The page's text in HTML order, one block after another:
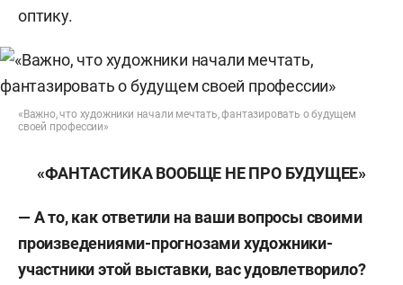
оптику.
«Важно, что художники начали мечтать, фантазировать о будущем
своей профессии»
«ФАНТАСТИКА ВООБЩЕ НЕ ПРО БУДУЩЕЕ»
— А то, как ответили на ваши вопросы своими
произведениями-прогнозами художники-
участники этой выставки, вас удовлетворило?